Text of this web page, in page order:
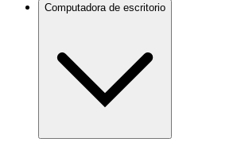
Computadora de escritorio